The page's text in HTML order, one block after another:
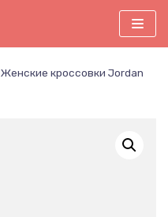
Женские кроссовки Jordan